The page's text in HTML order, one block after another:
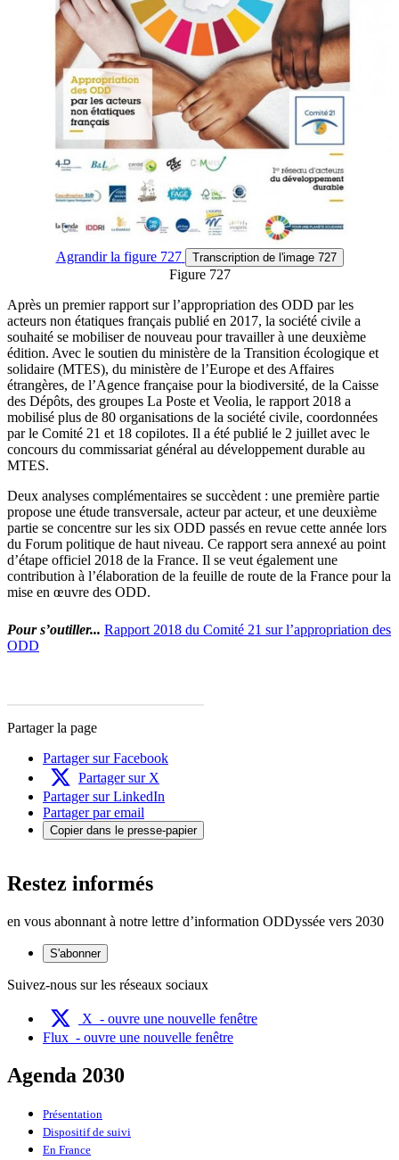
Agrandirla figure 727 Transcription de l'image 727
Figure 727
Après un premier rapport sur l’appropriation des ODD par les
acteurs non étatiques français publié en 2017, la société civile a
souhaité se mobiliser de nouveau pour travailler à une deuxième
édition. Avec le soutien du ministère de la Transition écologique et
solidaire (MTES), du ministère de l’Europe et des Affaires
étrangères, de l’Agence française pour la biodiversité, de la Caisse
des Dépôts, des groupes La Poste et Veolia, le rapport 2018 a
mobilisé plus de 80 organisations de la société civile, coordonnées
par le Comité 21 et 18 copilotes. Il a été publié le 2 juillet avec le
concours du commissariat général au développement durable au
MTES.
Deux analyses complémentaires se succèdent : une première partie
propose une étude transversale, acteur par acteur, et une deuxième
partie se concentre sur les six ODD passés en revue cette année lors
du Forum politique de haut niveau. Ce rapport sera annexé au point
d’étape officiel 2018 de la France. Il se veut également une
contribution à l’élaboration de la feuille de route de la France pour la
mise en œuvre des ODD.
Pour s’outiller... Rapport 2018 du Comité 21 sur l’appropriation des
ODD
Partager la page
Partager sur Facebook
Partager sur X
Partager sur LinkedIn
Partager par email
Copier dans le presse-papier
Restez informés
en vous abonnant à notre lettre d’information ODDyssée vers 2030
S'abonner
Suivez-nous sur les réseaux sociaux
X - ouvre une nouvelle fenêtre
Flux - ouvre une nouvelle fenêtre
Agenda 2030
Présentation
Dispositif de suivi
En France